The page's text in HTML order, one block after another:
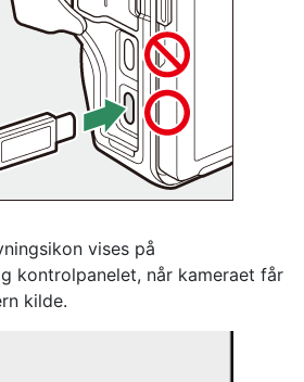
vises på
kontrolpanelet, når kameraet får
kilde.